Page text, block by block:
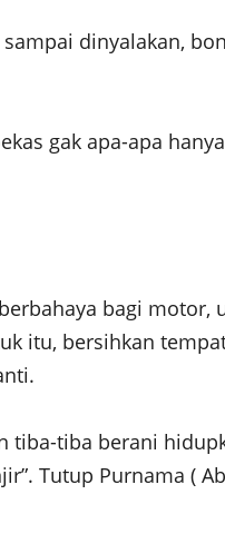
dinyalakan,
gak apa-apa
bagi motor,
itu, bersihkan
tiba-tiba berani
Tutup Purnama (